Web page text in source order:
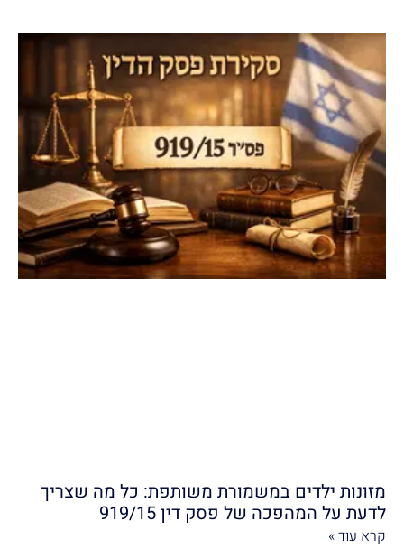
מזונות ילדים במשמורת משותפת: כל מה שצריך
לדעת על המהפכה של פסק דין 919/15
קרא עוד »